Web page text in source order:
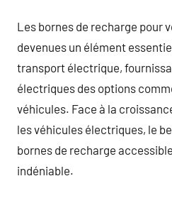
Les bornes de recharge pour
devenues un élément
transport électrique,
électriques des options
véhicules. Face à la
les véhicules électriques, le
bornes de recharge
indéniable.